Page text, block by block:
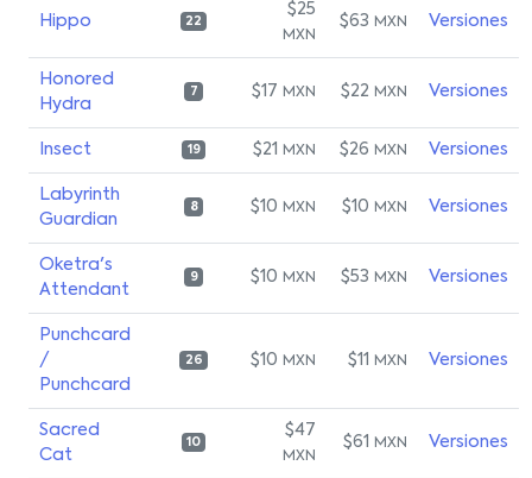
Hippo 22
$25
MXN
$63 MXN Versiones
Honored
Hydra
7 $17 MXN $22 MXN Versiones
Insect 19 $21 MXN $26 MXN Versiones
Labyrinth
Guardian
8 $10 MXN $10 MXN Versiones
Oketra's
Attendant
9 $10 MXN $53 MXN Versiones
Punchcard
/
Punchcard
26 $10 MXN $11 MXN Versiones
Sacred
Cat
10
$47
MXN
$61 MXN Versiones